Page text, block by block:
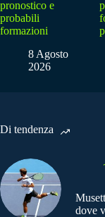
pronostico e
probabili
formazioni
8 Agosto
2026
Di tendenza
dove